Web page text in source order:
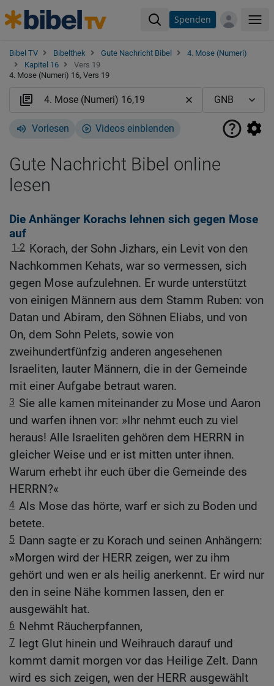
Spenden
Bibel TV Bibelthek Gute Nachricht Bibel
4. Mose (Numeri)
Kapitel 16
Vers 19
4. Mose (Numeri) 16, Vers 19
Vorlesen Videos einblenden
Gute Nachricht Bibel online
lesen
Die Anhänger Korachs lehnen sich gegen Mose
auf
1-2 Korach, der Sohn Jizhars, ein Levit von den
Nachkommen Kehats, war so vermessen, sich
gegen Mose aufzulehnen. Er wurde unterstützt
von einigen Männern aus dem Stamm Ruben: von
Datan und Abiram, den Söhnen Eliabs, und von
On, dem Sohn Pelets, sowie von
zweihundertfünfzig anderen angesehenen
Israeliten, lauter Männern, die in der Gemeinde
mit einer Aufgabe betraut waren.
3 Sie alle kamen miteinander zu Mose und Aaron
und warfen ihnen vor: »Ihr nehmt euch zu viel
heraus! Alle Israeliten gehören dem HERRN in
gleicher Weise und er ist mitten unter ihnen.
Warum erhebt ihr euch über die Gemeinde des
HERRN?«
4 Als Mose das hörte, warf er sich zu Boden und
betete.
5 Dann sagte er zu Korach und seinen Anhängern:
»Morgen wird der HERR zeigen, wer zu ihm
gehört und wen er als heilig anerkennt. Er wird nur
den in seine Nähe kommen lassen, den er
ausgewählt hat.
6 Nehmt Räucherpfannen,
7 legt Glut hinein und Weihrauch darauf und
kommt damit morgen vor das Heilige Zelt. Dann
wird es sich zeigen, wen der HERR ausgewählt